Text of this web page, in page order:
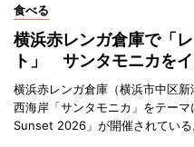
食べる
横浜赤レンガ倉庫で「
ト」 サンタモニカを
横浜赤レンガ倉庫（横浜市中区
西海岸「サンタモニカ」をテー
Sunset 2026」が開催されている